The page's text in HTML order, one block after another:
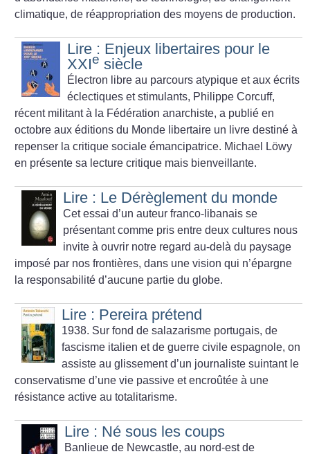
climatique, de réappropriation des moyens de production.
Lire : Enjeux libertaires pour le
XXIe siècle
Électron libre au parcours atypique et aux écrits
éclectiques et stimulants, Philippe Corcuff,
récent militant à la Fédération anarchiste, a publié en
octobre aux éditions du Monde libertaire un livre destiné à
repenser la critique sociale émancipatrice. Michael Löwy
en présente sa lecture critique mais bienveillante.
Lire : Le Dérèglement du monde
Cet essai d’un auteur franco-libanais se
présentant comme pris entre deux cultures nous
invite à ouvrir notre regard au-delà du paysage
imposé par nos frontières, dans une vision qui n’épargne
la responsabilité d’aucune partie du globe.
Lire : Pereira prétend
1938. Sur fond de salazarisme portugais, de
fascisme italien et de guerre civile espagnole, on
assiste au glissement d’un journaliste suintant le
conservatisme d’une vie passive et encroûtée à une
résistance active au totalitarisme.
Lire : Né sous les coups
Banlieue de Newcastle, au nord-est de